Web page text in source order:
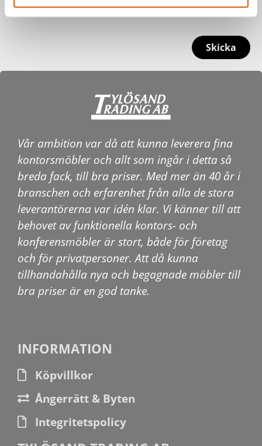
Skicka
Vår ambition var då att kunna leverera fina
kontorsmöbler och allt som ingår i detta så
breda fack, till bra priser. Med mer än 40 år i
branschen och erfarenhet från alla de stora
leverantörerna var idén klar. Vi känner till att
behovet av funktionella kontors- och
konferensmöbler är stort, både för företag
och för privatpersoner. Att då kunna
tillhandahålla nya och begagnade möbler till
bra priser är en god tanke.
INFORMATION
Köpvillkor
Ångerrätt & Byten
Integritetspolicy